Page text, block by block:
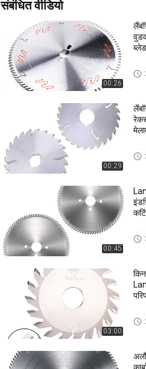
संबंधित वीडियो
00:26
ब्लेड
00:29
00:45
03:00